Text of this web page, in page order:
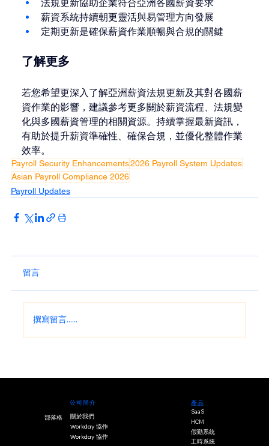
法規更新協助企業符合亞洲各國薪資要求
薪資系統持續朝更靈活與易管理方向發展
定期更新是確保薪資作業順暢與合規的關鍵
了解更多
若您希望更深入了解亞洲薪資法規更新及其對各國薪
資作業的影響，建議參考更多關於薪資流程、法規變
化與多國薪資管理的相關資源。持續掌握最新資訊，
有助於提升薪資準確性、確保合規，並優化整體作業
效率。
Payroll Security Enhancements2026 Payroll System Updates
Asian Payroll Compliance 2026
Payroll Updates
留言
撰寫留言......
公司簡介
關於我們
Workday 協作
Workday 協作
產品
SaaS
HCM
假勤系統
工時系統
部落格